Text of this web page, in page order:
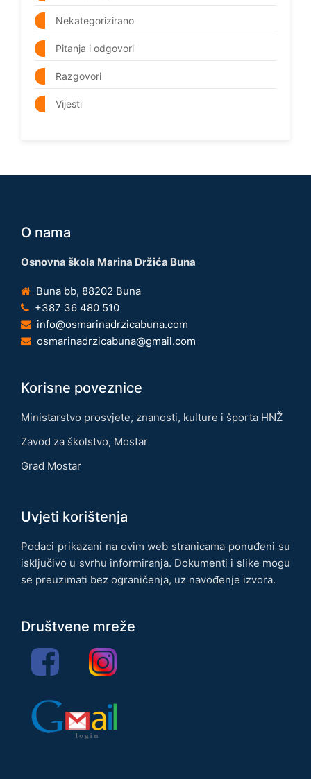
Nekategorizirano
Pitanja i odgovori
Razgovori
Vijesti
O nama
Osnovna škola Marina Držića Buna
Buna bb, 88202 Buna
+387 36 480 510
info@osmarinadrzicabuna.com
osmarinadrzicabuna@gmail.com
Korisne poveznice
Ministarstvo prosvjete, znanosti, kulture i športa HNŽ
Zavod za školstvo, Mostar
Grad Mostar
Uvjeti korištenja
Podaci prikazani na ovim web stranicama ponuđeni su
isključivo u svrhu informiranja. Dokumenti i slike mogu
se preuzimati bez ograničenja, uz navođenje izvora.
Društvene mreže